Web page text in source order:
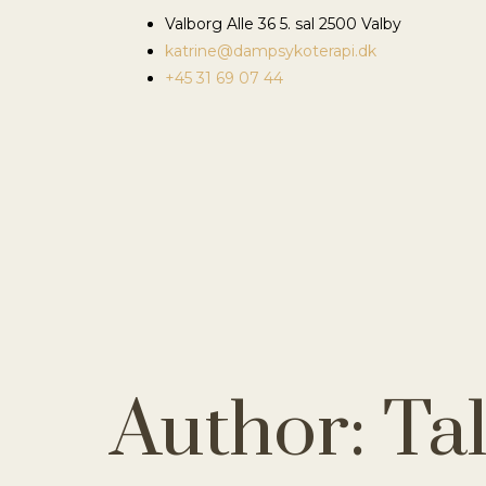
Valborg Alle 36 5. sal 2500 Valby
katrine@dampsykoterapi.dk
+45 31 69 07 44
Author: